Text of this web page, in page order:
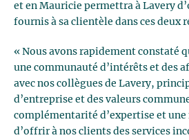
et en Mauricie permettra à Lavery
fournis à sa clientèle dans ces deux
« Nous avons rapidement constaté
une communauté d’intérêts et des
avec nos collègues de Lavery,
d’entreprise et des valeurs
complémentarité d’expertise et
d’offrir à nos clients des services